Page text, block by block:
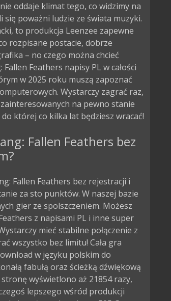
oddaje klimat tego, co widzimy na
się poważni ludzie ze świata muzyki.
to produkcja Leenzee zapewne
rozpisane postacie, dobrze
– no czego można chcieć
Feathers napisy PL w całości
w 2025 roku muszą zapoznać
Wystarczy zagrać raz,
na pewno stanie
której co kilka lat będziesz wracać!
Fallen Feathers bez
Fallen Feathers bez rejestracji i
za sto punktów. W naszej bazie
gier ze spolszczeniem. Możesz
z napisami PL i inne super
mieć stabilne połączenie z
wszystko bez limitu! Cała gra
w języku polskim do
fabułą oraz ścieżką dźwiękową
wyświetlono aż 21854 razy,
lepszego wśród produkcji